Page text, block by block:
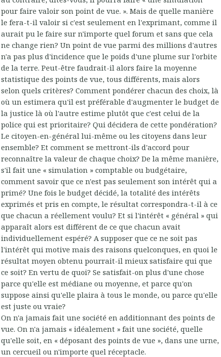
pour faire valoir son point de vue. ». Mais de quelle manière
le fera-t-il valoir si c'est seulement en l'exprimant, comme il
aurait pu le faire sur n'importe quel forum et sans que cela
ne change rien? Un point de vue parmi des millions d'autres
n'a pas plus d'incidence que le poids d'une plume sur l'orbite
de la terre. Peut-être faudrait-il alors faire la moyenne
statistique des points de vue, tous différents, mais alors
selon quels critères? Comment pondérer chacun des choix, là
où un estimera qu'il est préférable d'augmenter le budget de
la justice là où l'autre estime plutôt que c'est celui de la
police qui est prioritaire? Qui décidera de cette pondération?
Le citoyen-en-général lui-même ou les citoyens dans leur
ensemble? Et comment se mettront-ils d'accord pour
reconnaître la valeur de chaque choix? De la même manière,
s'il fait une « simulation » comptable ou budgétaire,
comment savoir que ce n'est pas seulement son intérêt qui a
primé? Une fois le budget décidé, la totalité des intérêts
exprimés et pris en compte, le résultat correspondra-t-il à ce
que chacun a réellement voulu? Et si l'intérêt « général » qui
apparaît alors est différent de ce que chacun avait
individuellement espéré? A supposer que ce ne soit pas
l'intérêt qui motive mais des raisons quelconques, en quoi le
résultat moyen obtenu pourrait-il mieux satisfaire qui que
ce soit? En vertu de quoi? Se satisfait-on plus d'une chose
parce qu'elle est médiane ou moyenne, et parce qu'on
suppose ainsi qu'elle plaira à tous le monde, ou parce qu'elle
est juste ou vraie?
On n'a jamais fait une société en additionnant des points de
vue. On n'a jamais « idéalement » fait une société, quelle
qu'elle soit, en « déposant des points de vue », dans une urne,
un cercueil ou n'importe quel réceptacle.